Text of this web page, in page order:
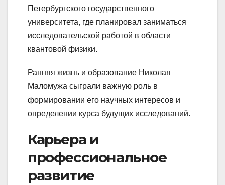
Петербургского государственного
университета, где планировал заниматься
исследовательской работой в области
квантовой физики.
Ранняя жизнь и образование Николая
Маломужа сыграли важную роль в
формировании его научных интересов и
определении курса будущих исследований.
Карьера и
профессиональное
развитие